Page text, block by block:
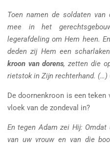
Toen namen de soldaten
mee in het
legerafdeling om Hem heen.
deden zij Hem een
kroon van dorens, zetten die
rietstok in Zijn rechterhand. (…)
De doornenkroon is een teken
vloek van de zondeval in?
En tegen Adam zei Hij:
van uw vrouw en van die